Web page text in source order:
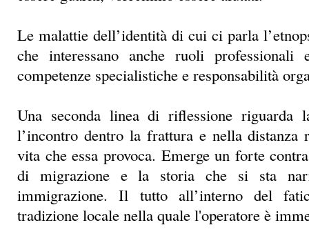
Una seconda linea di riflessione
l’incontro dentro la frattura e nella
vita che essa provoca. Emerge un forte
di migrazione e la storia che si sta
immigrazione. Il tutto all’interno del
tradizione locale nella quale l'operatore è
Da almeno dieci anni, l’Università di
del carcere, in particolare sulla giustizia
alla ricerca – si potrebbe dire – del legame
ferita. Riscoprendolo è possibile riuscire a